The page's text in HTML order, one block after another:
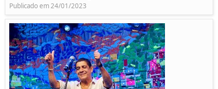
Publicado em 24/01/2023